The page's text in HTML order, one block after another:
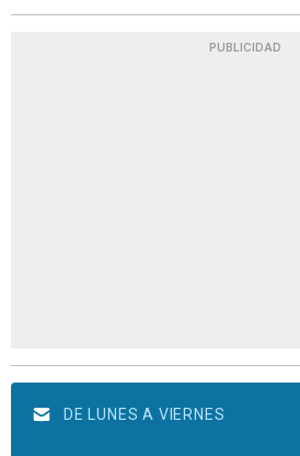
PUBLICIDAD
DE LUNES A VIERNES